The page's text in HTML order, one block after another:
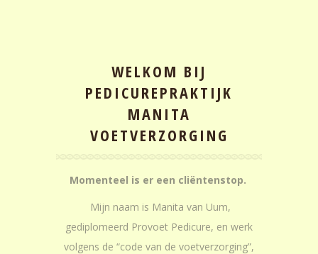
WELKOM BIJ
PEDICUREPRAKTIJK
MANITA
VOETVERZORGING
Momenteel is er een cliëntenstop.
Mijn naam is Manita van Uum,
gediplomeerd Provoet Pedicure, en werk
volgens de “code van de voetverzorging”,